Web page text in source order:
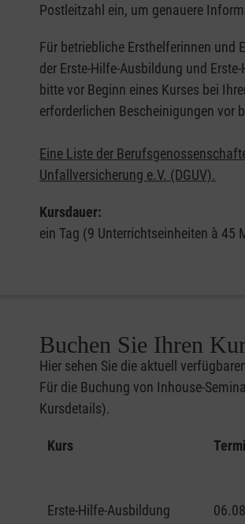
Postleitzahl ein, um genauere
Für betriebliche Ersthelferinnen und
der Erste-Hilfe-Ausbildung und
bitte vor Beginn eines Kurses bei
erforderlichen Bescheinigungen vor
Eine Liste der
Unfallversicherung e.V. (DGUV).
Kursdauer:
ein Tag (9 Unterrichtseinheiten à 45
Buchen Sie Ihren
Hier sehen Sie die aktuell
Für die Buchung von Inhouse-
Kursdetails).
Kurs
Erste-Hilfe-Ausbildung